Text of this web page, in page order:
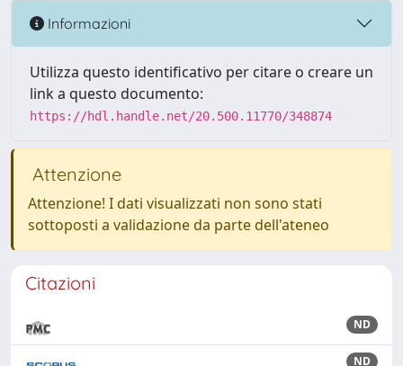
Informazioni
Utilizza questo identificativo per citare o creare un
link a questo documento:
https://hdl.handle.net/20.500.11770/348874
Attenzione
Attenzione! I dati visualizzati non sono stati
sottoposti a validazione da parte dell'ateneo
Citazioni
ND
ND